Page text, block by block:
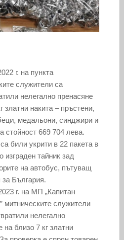
г. на пункта
служители са
нелегално пренасяне
златни накита – пръстени,
медальони, синджири и
стойност 669 704 лева.
били укрити в 22 пакета в
изграден тайник зад
на автобус, пътуващ
за България.
г. на МП „Капитан
митническите служители
нелегално
на близо 7 кг златни